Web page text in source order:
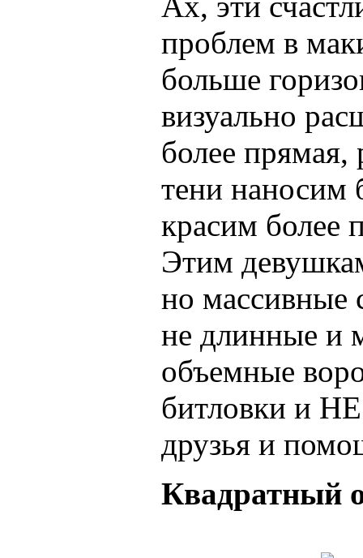
проблем в
больше
визуально
более
тени наносим
красим более
Этим
но массивные
не длинные и
объемные
битловки и НЕ
друзья и
Квадратный